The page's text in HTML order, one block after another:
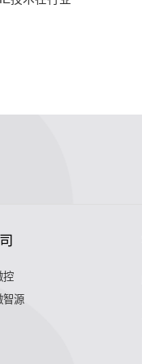
控
智源